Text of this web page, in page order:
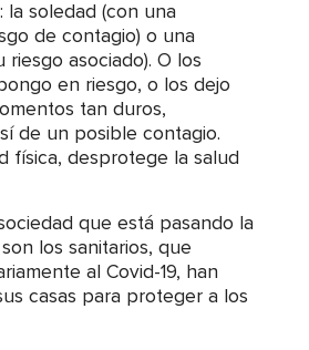
la soledad (con una
de contagio) o una
riesgo asociado). O los
en riesgo, o los dejo
tan duros,
de un posible contagio.
física, desprotege la salud
que está pasando la
los sanitarios, que
al Covid-19, han
casas para proteger a los